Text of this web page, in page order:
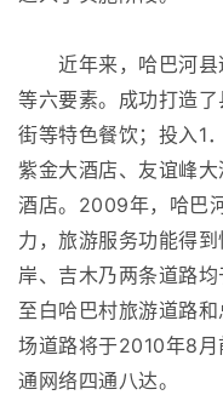
近年来，哈巴河县
等六要素。成功打造
街等特色餐饮；投入1
紫金大酒店、友谊峰
酒店。2009年，哈巴
力，旅游服务功能得
岸、吉木乃两条道路
至白哈巴村旅游道路
场道路将于2010年8
通网络四通八达。